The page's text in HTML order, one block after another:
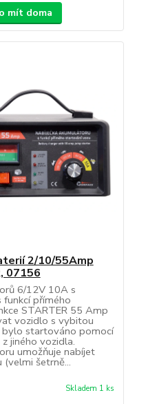
mít doma
2/10/55Amp
07156
6/12V 10A s
funkcí přímého
STARTER 55 Amp
vozidlo s vybitou
startováno pomocí
jiného vozidla.
umožňuje nabíjet
šetrně...
Skladem 1 ks